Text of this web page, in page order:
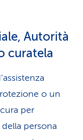
Autorità
curatela
o un
per
persona